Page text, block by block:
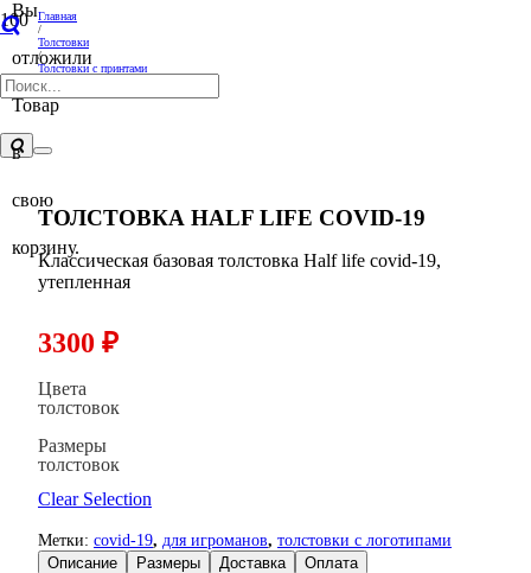
Вы
отложили
Товар
в
свою
корзину.
Главная
/
Толстовки
/
Толстовки с принтами
/
Толстовка Half life covid-19
ТОЛСТОВКА HALF LIFE COVID-19
Классическая базовая толстовка Half life covid-19,
утепленная
3300 ₽
Цвета
толстовок
Размеры
толстовок
Clear Selection
Метки: covid-19, для игроманов, толстовки с логотипами
Описание
Размеры Доставка
Оплата